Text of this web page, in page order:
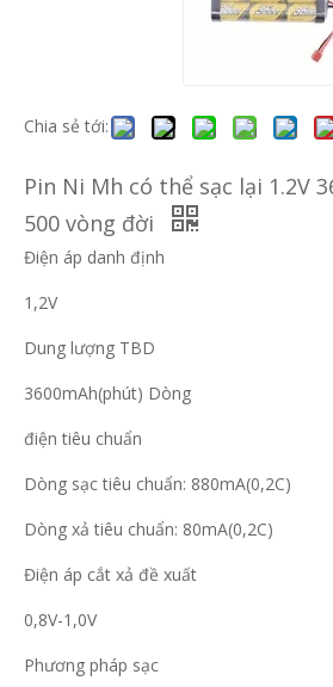
Chia sẻ tới:
Pin Ni Mh có thể sạc lại 1.2V
500 vòng đời
Điện áp danh định
1,2V
Dung lượng TBD
3600mAh(phút) Dòng
điện tiêu chuẩn
Dòng sạc tiêu chuẩn: 880mA(0,2C)
Dòng xả tiêu chuẩn: 80mA(0,2C)
Điện áp cắt xả đề xuất
0,8V-1,0V
Phương pháp sạc